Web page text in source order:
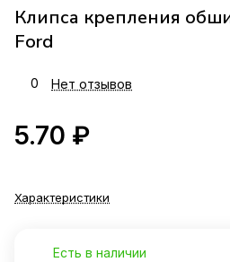
Клипса крепления
Ford
0 Нет отзывов
5.70 ₽
Характеристики
Есть в наличии